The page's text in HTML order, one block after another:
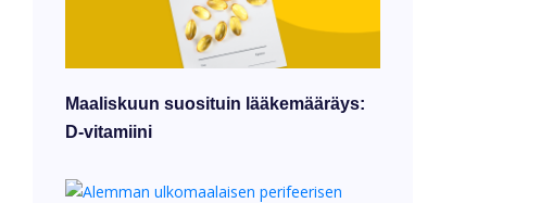
Maaliskuun suosituin lääkemääräys:
D-vitamiini